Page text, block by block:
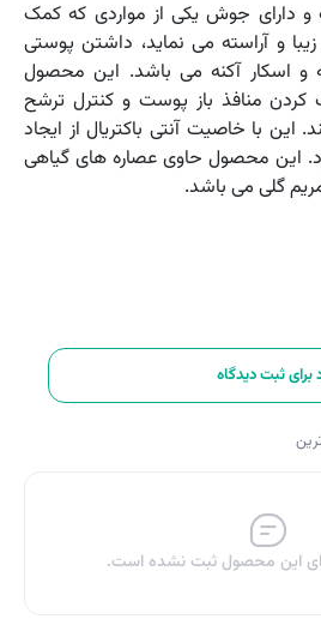
جوش یکی از مواردی که کمک
و آراسته می نماید، داشتن پوستی
و اسکار آکنه می باشد. این محصول
منافذ باز پوست و کنترل ترشح
با خاصیت آنتی باکتریال از ایجاد
این محصول حاوی عصاره های گیاهی
گلی می باشد.
برای ثبت دیدگاه
این محصول ثبت نشده است.